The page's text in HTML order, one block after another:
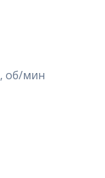
об/мин